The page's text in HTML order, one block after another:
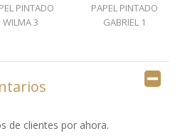
PINTADO
WILMA 3
PAPEL PINTADO
GABRIEL 1
de clientes por ahora.